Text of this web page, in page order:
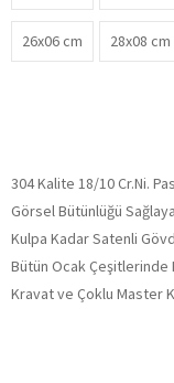
26x06 cm 28x08 cm
304 Kalite 18/10 Cr.Ni.
Görsel Bütünlüğü
Kulpa Kadar Satenli
Bütün Ocak Çeşitlerinde
Kravat ve Çoklu Master